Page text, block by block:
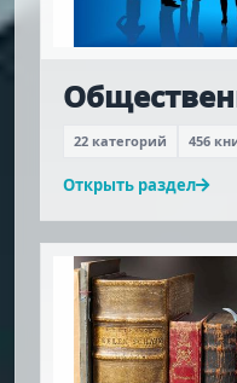
22 категорий 456
Открыть раздел